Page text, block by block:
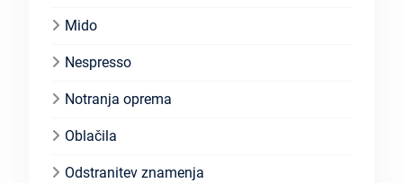
Mido
Nespresso
Notranja oprema
Oblačila
Odstranitev znamenja